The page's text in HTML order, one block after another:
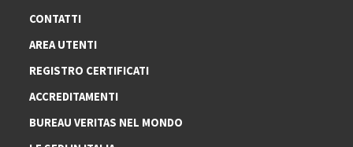
CONTATTI
AREA UTENTI
REGISTRO CERTIFICATI
ACCREDITAMENTI
BUREAU VERITAS NEL MONDO